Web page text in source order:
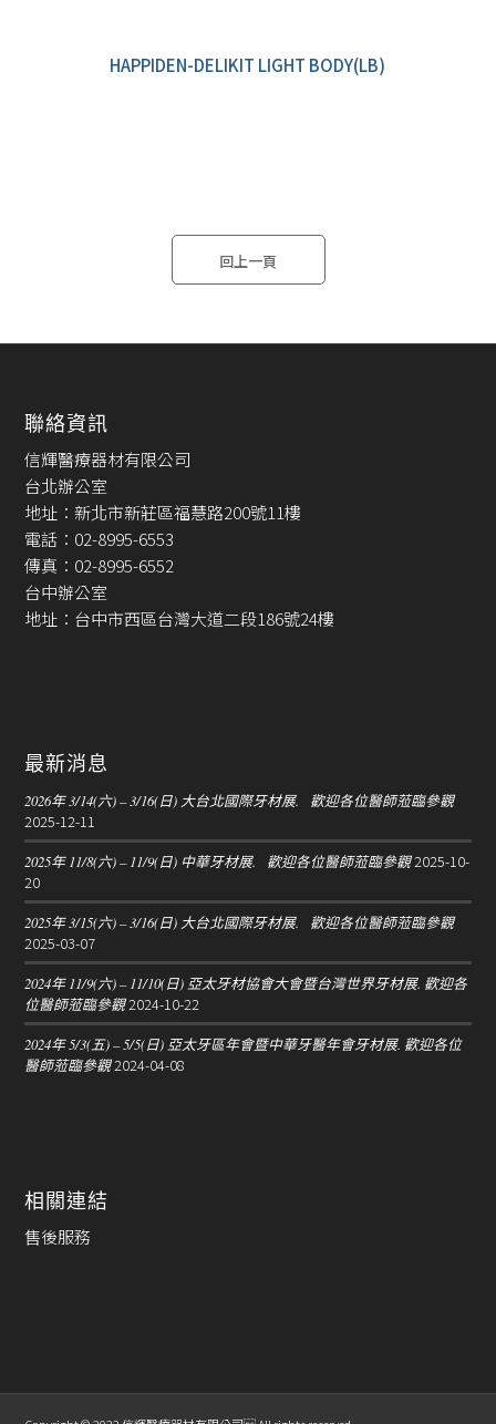
HAPPIDEN-DELIKIT LIGHT BODY(LB)
回上一頁
聯絡資訊
信輝醫療器材有限公司
台北辦公室
地址：新北市新莊區福慧路200號11樓
電話：02-8995-6553
傳真：02-8995-6552
台中辦公室
地址：台中市西區台灣大道二段186號24樓
最新消息
2026年 3/14(六) – 3/16(日) 大台北國際牙材展. 歡迎各位醫師蒞臨參觀
2025-12-11
2025年 11/8(六) – 11/9(日) 中華牙材展. 歡迎各位醫師蒞臨參觀2025-10-
20
2025年 3/15(六) – 3/16(日) 大台北國際牙材展. 歡迎各位醫師蒞臨參觀
2025-03-07
2024年 11/9(六) – 11/10(日) 亞太牙材協會大會暨台灣世界牙材展. 歡迎各
位醫師蒞臨參觀2024-10-22
2024年 5/3(五) – 5/5(日) 亞太牙區年會暨中華牙醫年會牙材展. 歡迎各位
醫師蒞臨參觀2024-04-08
相關連結
售後服務